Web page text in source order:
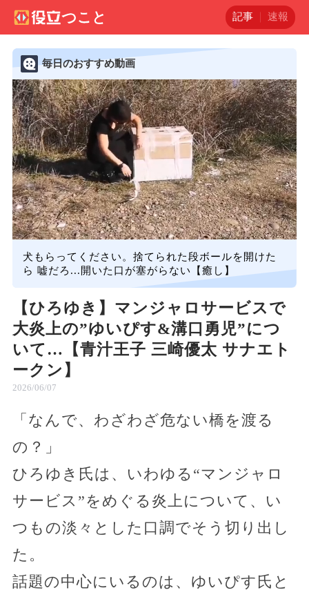
記事 速報
毎日のおすすめ動画
犬もらってください。捨てられた段ボールを開けた
ら 嘘だろ...開いた口が塞がらない【癒し】
【ひろゆき】マンジャロサービスで
大炎上の”ゆいぴす&溝口勇児”につ
いて…【青汁王子 三崎優太 サナエト
ークン】
2026/06/07
「なんで、わざわざ危ない橋を渡る
の？」
ひろゆき氏は、いわゆる“マンジャロ
サービス”をめぐる炎上について、い
つもの淡々とした口調でそう切り出し
た。
話題の中心にいるのは、ゆいぴす氏と